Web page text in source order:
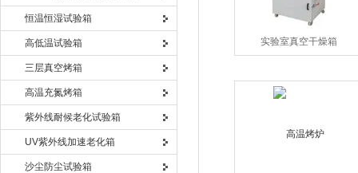
恒温恒湿试验箱
高低温试验箱
三层真空烤箱
高温充氮烤箱
紫外线耐候老化试验箱
UV紫外线加速老化箱
沙尘防尘试验箱
实验室真空干燥箱